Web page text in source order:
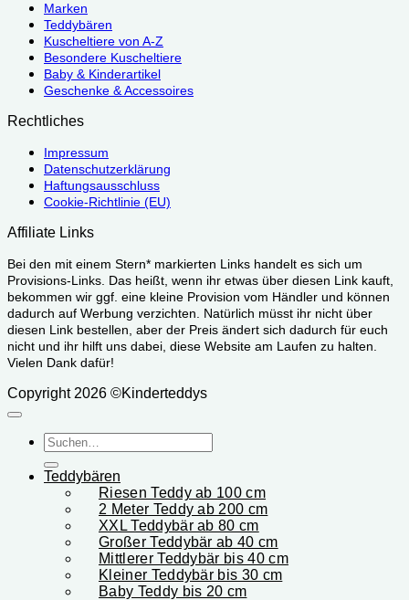
Marken
Teddybären
Kuscheltiere von A-Z
Besondere Kuscheltiere
Baby & Kinderartikel
Geschenke & Accessoires
Rechtliches
Impressum
Datenschutzerklärung
Haftungsausschluss
Cookie-Richtlinie (EU)
Affiliate Links
Bei den mit einem Stern* markierten Links handelt es sich um
Provisions-Links. Das heißt, wenn ihr etwas über diesen Link kauft,
bekommen wir ggf. eine kleine Provision vom Händler und können
dadurch auf Werbung verzichten. Natürlich müsst ihr nicht über
diesen Link bestellen, aber der Preis ändert sich dadurch für euch
nicht und ihr hilft uns dabei, diese Website am Laufen zu halten.
Vielen Dank dafür!
Copyright 2026 ©Kinderteddys
Suchen
nach:
Teddybären
Riesen Teddy ab 100 cm
2 Meter Teddy ab 200 cm
XXL Teddybär ab 80 cm
Großer Teddybär ab 40 cm
Mittlerer Teddybär bis 40 cm
Kleiner Teddybär bis 30 cm
Baby Teddy bis 20 cm